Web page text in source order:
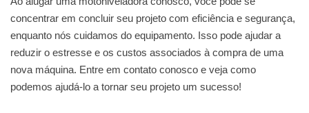
concentrar em concluir seu projeto com eficiência e segurança,
enquanto nós cuidamos do equipamento. Isso pode ajudar a
reduzir o estresse e os custos associados à compra de uma
nova máquina. Entre em contato conosco e veja como
podemos ajudá-lo a tornar seu projeto um sucesso!